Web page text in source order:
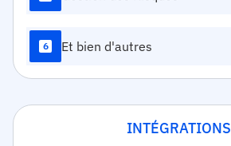
6 Et bien d'autres
INTÉGRATIONS